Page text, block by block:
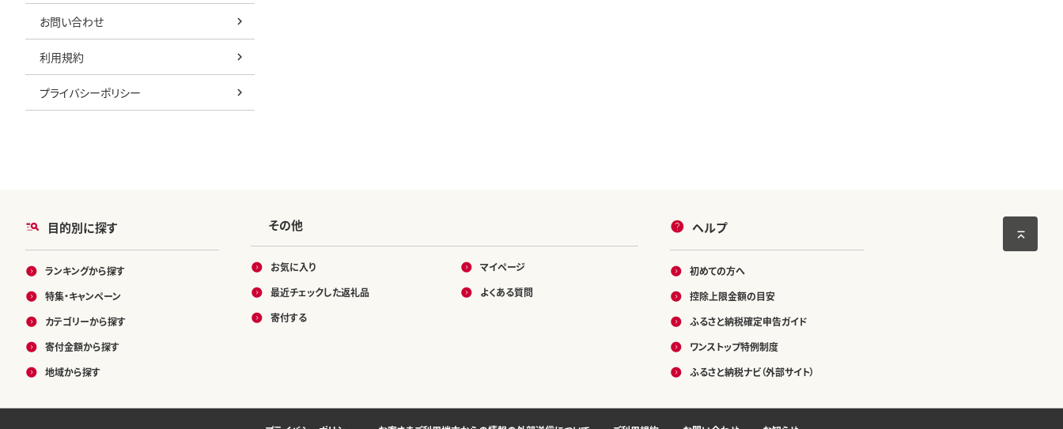
お問い合わせ
利用規約
プライバシーポリシー
目的別に探す
ランキングから探す
特集・キャンペーン
カテゴリーから探す
寄付金額から探す
地域から探す
その他
お気に入り
最近チェックした返礼品
寄付する
マイページ
よくある質問
ヘルプ
初めての方へ
控除上限金額の目安
ふるさと納税確定申告ガイド
ワンストップ特例制度
ふるさと納税ナビ（外部サイト）